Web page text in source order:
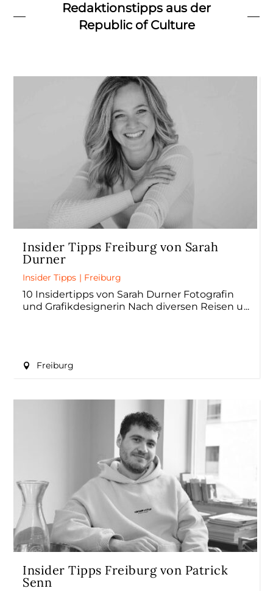
Redaktionstipps aus der
Republic of Culture
Insider Tipps Freiburg von Sarah
Durner
Insider Tipps | Freiburg
10 Insidertipps von Sarah Durner Fotografin
und Grafikdesignerin Nach diversen Reisen u
Freiburg
Insider Tipps Freiburg von Patrick
Senn